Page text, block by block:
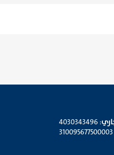
: 4030343496